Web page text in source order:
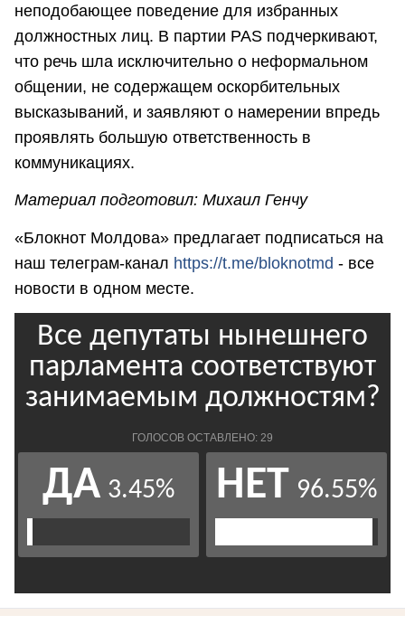
неподобающее поведение для избранных
должностных лиц. В партии PAS подчеркивают,
что речь шла исключительно о неформальном
общении, не содержащем оскорбительных
высказываний, и заявляют о намерении впредь
проявлять большую ответственность в
коммуникациях.
Материал подготовил: Михаил Генчу
«Блокнот Молдова» предлагает подписаться на
наш телеграм-канал https://t.me/bloknotmd - все
новости в одном месте.